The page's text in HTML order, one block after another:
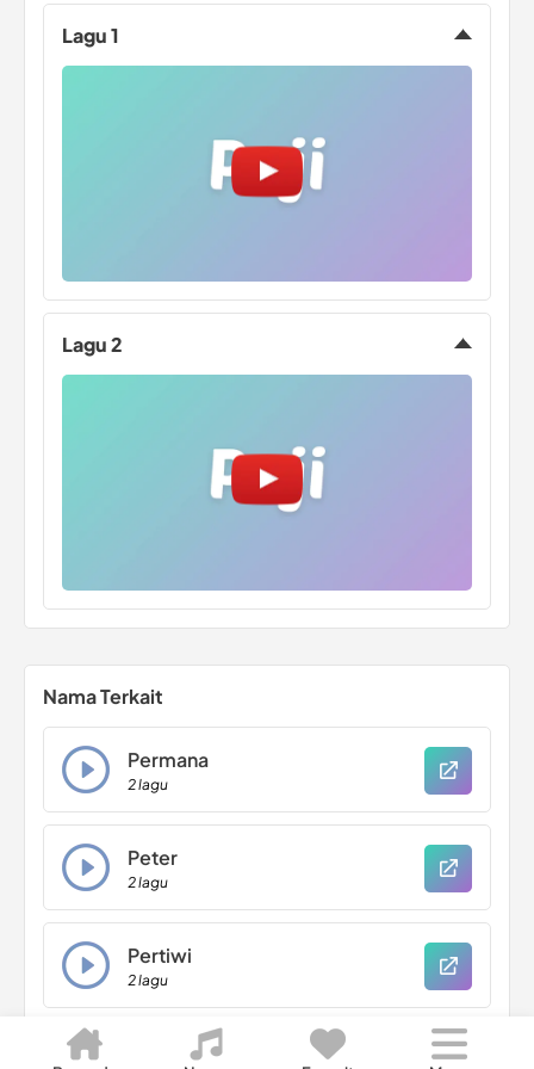
Lagu 1
Lagu 2
Nama Terkait
Permana
2 lagu
Peter
2 lagu
Pertiwi
2 lagu